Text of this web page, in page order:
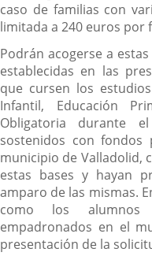
caso de familias con
limitada a 240 euros por
Podrán acogerse a
establecidas en las
que cursen los
Infantil, Educación
Obligatoria durante
sostenidos con fondos
municipio de Valladolid,
estas bases y hayan
amparo de las mismas.
como los alumnos
empadronados en el
presentación de la